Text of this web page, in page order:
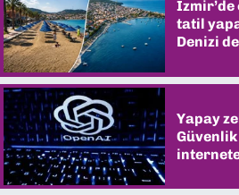
tatil
Denizi
Yapay
internete